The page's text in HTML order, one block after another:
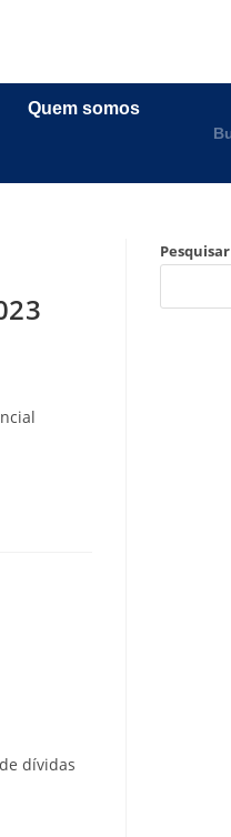
Quem somos
dívidas
Pesquisar